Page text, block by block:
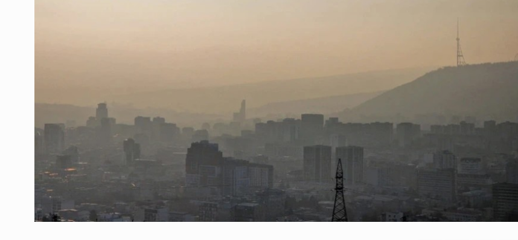
6
ოთარ შამუგია ბაქოში გამართულ
მინისტერიალზე სიტყვით…
ᲔᲙᲝᲜᲝᲛᲘᲙᲐ 10/05/2022
11
ზურაბ აზარაშვილი:
„სოციალურად დაუცველთა
დასაქმების პროგრამაში,…